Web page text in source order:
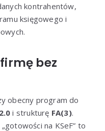
kontrahentów,
księgowego i
bez
obecny program do
i strukturę FA(3).
na KSeF” to